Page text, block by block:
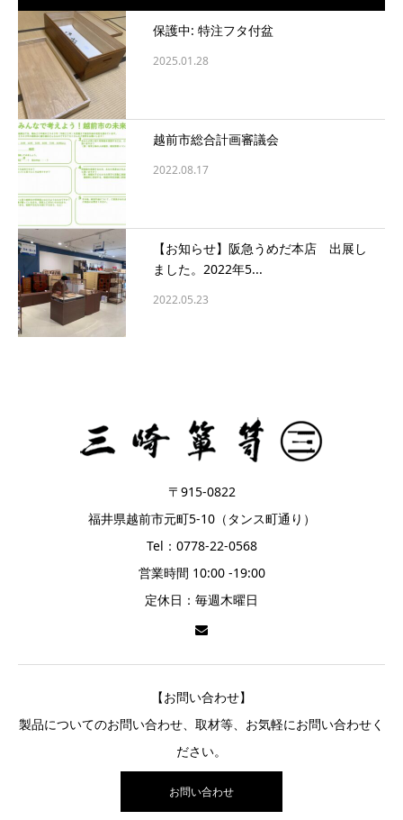
保護中: 特注フタ付盆
2025.01.28
越前市総合計画審議会
2022.08.17
【お知らせ】阪急うめだ本店 出展し
ました。2022年5...
2022.05.23
〒915-0822
福井県越前市元町5-10（タンス町通り）
Tel：0778-22-0568
営業時間 10:00 -19:00
定休日：毎週木曜日
【お問い合わせ】
製品についてのお問い合わせ、取材等、お気軽にお問い合わせく
ださい。
お問い合わせ